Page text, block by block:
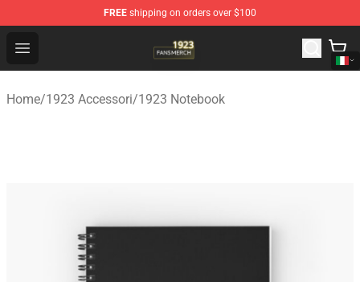
FREE shipping on orders over $100
Open menu
1923 Shop - Official 1923 Merchandise Store
Home/1923 Accessori/1923 Notebook